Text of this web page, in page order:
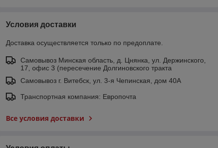
Условия доставки
Доставка осуществляется только по предоплате.
Самовывоз Минская область, д. Цнянка, ул. Держинского,
17, офис 3 (пересечение Долгиновского тракта
Самовывоз г. Витебск, ул. 3-я Чепинская, дом 40А
Транспортная компания: Европочта
Все условия доставки